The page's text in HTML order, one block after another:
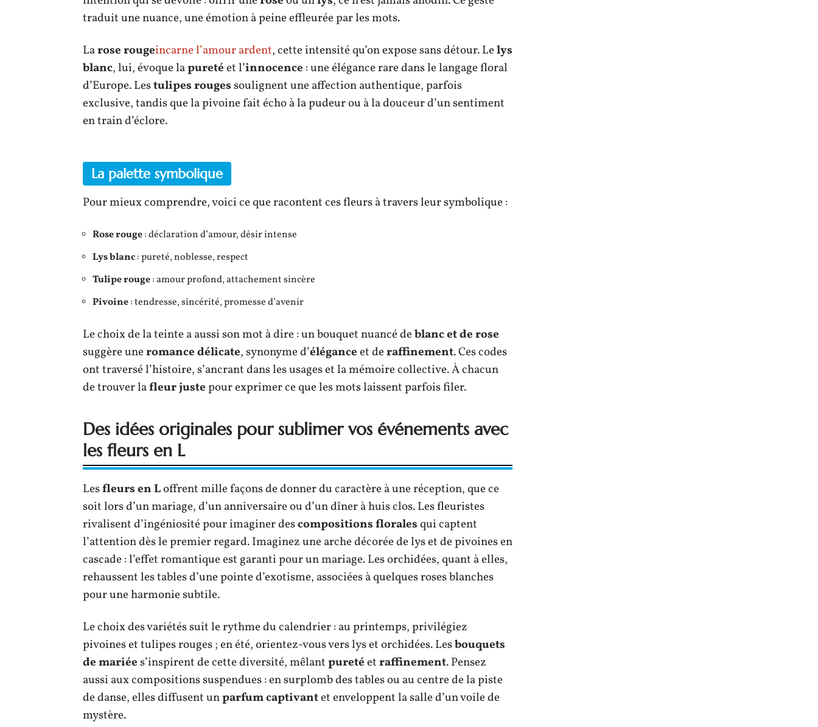
traduit une nuance, une émotion à peine effleurée par les mots.
Larose rougeincarne l’amour ardent, cette intensité qu’on expose sans détour. Lelys
blanc, lui, évoque lapuretéet l’innocence : une élégance rare dans le langage floral
d’Europe. Lestulipes rougessoulignent une affection authentique, parfois
exclusive, tandis que la pivoine fait écho à la pudeur ou à la douceur d’un sentiment
en train d’éclore.
La palette symbolique
Pour mieux comprendre, voici ce que racontent ces fleurs à travers leur symbolique :
Rose rouge: déclaration d’amour, désir intense
Lys blanc: pureté, noblesse, respect
Tulipe rouge: amour profond, attachement sincère
Pivoine: tendresse, sincérité, promesse d’avenir
Le choix de la teinte a aussi son mot à dire : un bouquet nuancé deblanc et de rose
suggère uneromance délicate, synonyme d’éléganceet deraffinement. Ces codes
ont traversé l’histoire, s’ancrant dans les usages et la mémoire collective. À chacun
de trouver lafleur justepour exprimer ce que les mots laissent parfois filer.
Des idées originales pour sublimer vos événements avec
les fleurs en L
Lesfleurs en Loffrent mille façons de donner du caractère à une réception, que ce
soit lors d’un mariage, d’un anniversaire ou d’un dîner à huis clos. Les fleuristes
rivalisent d’ingéniosité pour imaginer descompositions floralesqui captent
l’attention dès le premier regard. Imaginez une arche décorée de lys et de pivoines en
cascade : l’effet romantique est garanti pour un mariage. Les orchidées, quant à elles,
rehaussent les tables d’une pointe d’exotisme, associées à quelques roses blanches
pour une harmonie subtile.
Le choix des variétés suit le rythme du calendrier : au printemps, privilégiez
pivoines et tulipes rouges ; en été, orientez-vous vers lys et orchidées. Lesbouquets
de mariées’inspirent de cette diversité, mêlantpuretéetraffinement. Pensez
aussi aux compositions suspendues : en surplomb des tables ou au centre de la piste
de danse, elles diffusent unparfum captivantet enveloppent la salle d’un voile de
mystère.